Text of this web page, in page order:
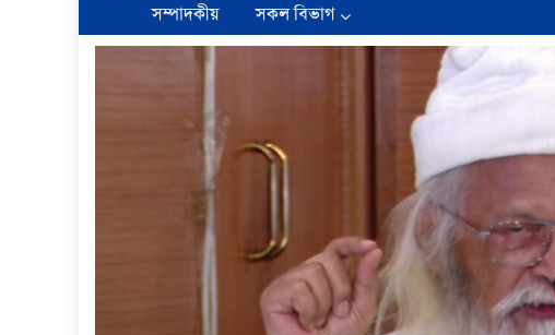
সম্পাদকীয়
সকল বিভাগ